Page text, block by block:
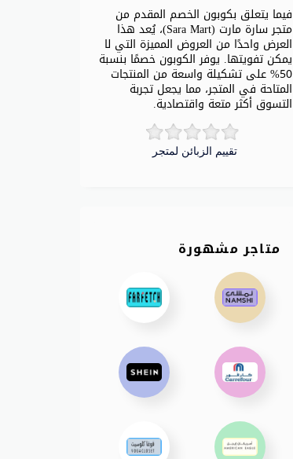
تقييم الزبائن لمتجر
فيما يتعلق بكوبون الخصم المقدم من
متجر سارة مارت (Sara Mart)، يُعد هذا
العرض واحدًا من العروض المميزة التي لا
يمكن تفويتها. يوفر الكوبون خصمًا بنسبة
50% على تشكيلة واسعة من المنتجات
المتاحة في المتجر، مما يجعل تجربة
التسوق أكثر متعة واقتصادية.
متاجر مشهورة